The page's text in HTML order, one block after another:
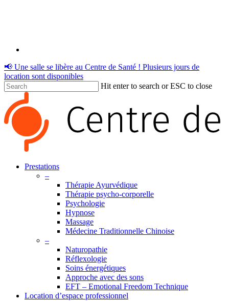
📢 Une salle se libère au Centre de Santé ! Plusieurs jours de
location sont disponibles
Hit enter to search or ESC to close
Search
Menu
Prestations
–
Thérapie Ayurvédique
Thérapie psycho-corporelle
Psychologie
Hypnose
Massage
Médecine Traditionnelle Chinoise
–
Naturopathie
Réflexologie
Soins énergétiques
Approche avec des sons
EFT – Emotional Freedom Technique
Location d’espace professionnel